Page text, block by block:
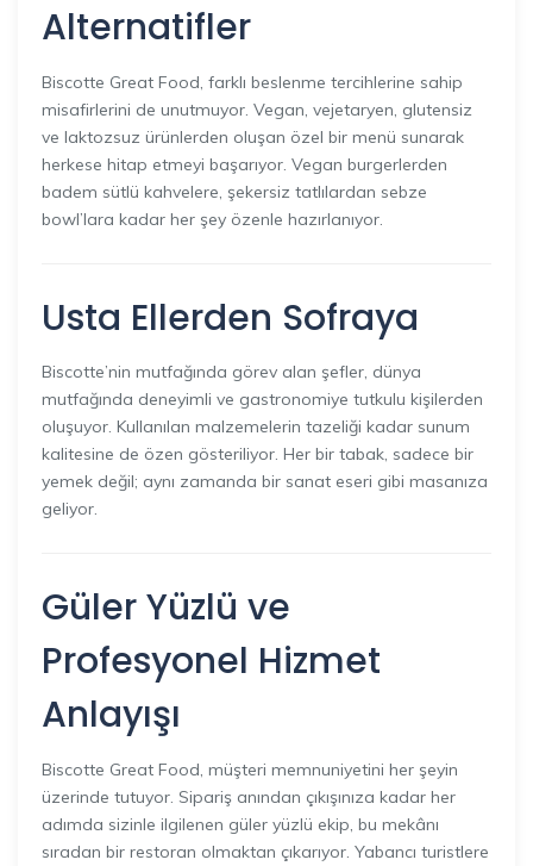
Alternatifler
Biscotte Great Food, farklı beslenme tercihlerine sahip
misafirlerini de unutmuyor. Vegan, vejetaryen, glutensiz
ve laktozsuz ürünlerden oluşan özel bir menü sunarak
herkese hitap etmeyi başarıyor. Vegan burgerlerden
badem sütlü kahvelere, şekersiz tatlılardan sebze
bowl’lara kadar her şey özenle hazırlanıyor.
Usta Ellerden Sofraya
Biscotte’nin mutfağında görev alan şefler, dünya
mutfağında deneyimli ve gastronomiye tutkulu kişilerden
oluşuyor. Kullanılan malzemelerin tazeliği kadar sunum
kalitesine de özen gösteriliyor. Her bir tabak, sadece bir
yemek değil; aynı zamanda bir sanat eseri gibi masanıza
geliyor.
Güler Yüzlü ve
Profesyonel Hizmet
Anlayışı
Biscotte Great Food, müşteri memnuniyetini her şeyin
üzerinde tutuyor. Sipariş anından çıkışınıza kadar her
adımda sizinle ilgilenen güler yüzlü ekip, bu mekânı
sıradan bir restoran olmaktan çıkarıyor. Yabancı turistlere